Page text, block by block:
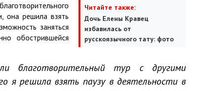
Читайте также:
Дочь Елены Кравец
избавилась от
русскоязычного тату: фото
она решила взять
заняться
обострившейся
благотворительный тур с другими
я решила взять паузу в деятельности в